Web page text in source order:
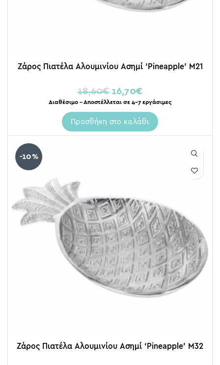
Ζάρος Πιατέλα Αλουμινίου Ασημί ‘Pineapple’ Μ21
18,60€ 16,70€
Διαθέσιμο – Αποστέλλεται σε 4-7 εργάσιμες
Προσθήκη στο καλάθι
-10%
Ζάρος Πιατέλα Αλουμινίου Ασημί ‘Pineapple’ Μ32